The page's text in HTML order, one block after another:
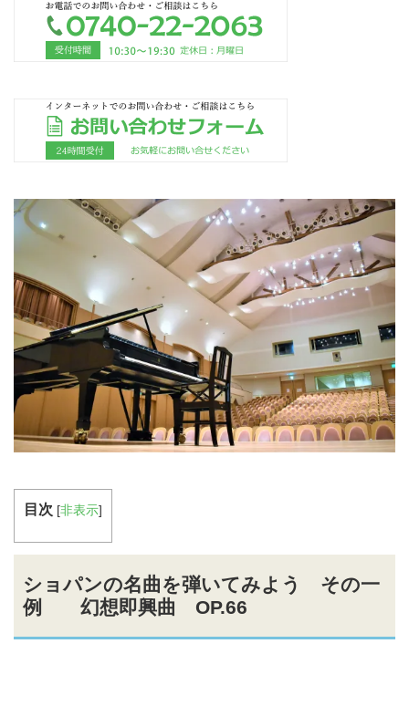
目次 [非表示]
ショパンの名曲を弾いてみよう その一
例 幻想即興曲 OP.66